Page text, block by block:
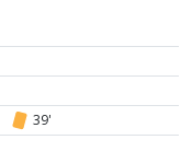
39'